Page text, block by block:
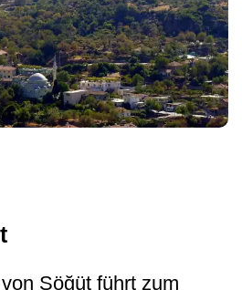
Söğüt führt zum